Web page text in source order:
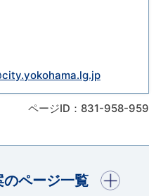
ページID：831-958-959
ページ一覧
く